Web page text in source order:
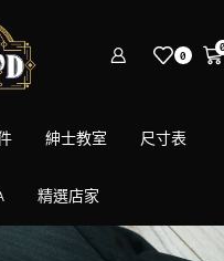
0
紳士教室 尺寸表
精選店家